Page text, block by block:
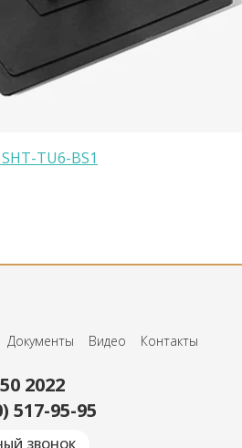
TU6-BS1
Документы Видео Контакты
2022
517-95-95
ЗВОНОК